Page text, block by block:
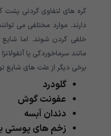
گره های لنفاوی گردنی پشت
دارند. موارد مختلفی می
خلفی گردن شوند. اما
مانند سرماخوردگی یا
برخی دیگر از علت های شایع
گلودرد
عفونت گوش
دندان آبسه
زخم های پوستی